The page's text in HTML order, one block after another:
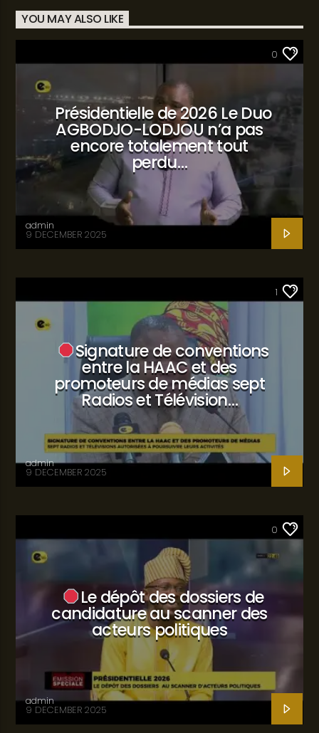
YOU MAY ALSO LIKE
0
Présidentielle de 2026 Le Duo
AGBODJO-LODJOU n’a pas
encore totalement tout
perdu…
admin
9 DECEMBER 2025
1
Signature de conventions
entre la HAAC et des
promoteurs de médias sept
Radios et Télévision…
admin
9 DECEMBER 2025
0
Le dépôt des dossiers de
candidature au scanner des
acteurs politiques
admin
9 DECEMBER 2025